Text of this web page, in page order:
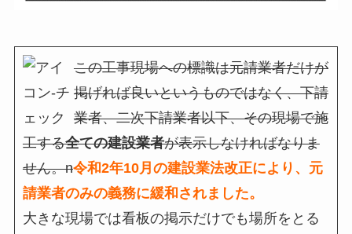
この工事現場への標識は元請業者だけが
掲げれば良いというものではなく、下請
業者、二次下請業者以下、その現場で施
工する全ての建設業者が表示しなければなりま
せん。n令和2年10月の建設業法改正により、元
請業者のみの義務に緩和されました。
大きな現場では看板の掲示だけでも場所をとる